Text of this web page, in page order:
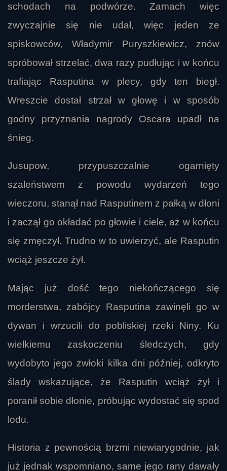
schodach na podwórze. Zamach więc
zwyczajnie się nie udał, więc jeden ze
spiskowców, Władymir Puryszkiewicz, znów
spróbował strzelać, dwa razy pudłując i w końcu
trafiając Rasputina w plecy, gdy ten biegł.
Wreszcie dostał strzał w głowę i w sposób
godny przyznania nagrody Oscara upadł na
śnieg.
Jusupow, przypuszczalnie ogarnięty
szaleństwem z powodu wydarzeń tego
wieczoru, stanął nad Rasputinem z pałką w dłoni
i zaczął go okładać po głowie i ciele, aż w końcu
się zmęczył. Trudno w to uwierzyć, ale Rasputin
wciąż jeszcze żył.
Mając już dość tego niekończącego się
morderstwa, zabójcy Rasputina zawinęli go w
dywan i wrzucili do pobliskiej rzeki Niny. Ku
wielkiemu zaskoczeniu śledczych, gdy
wydobyto jego zwłoki kilka dni później, odkryto
ślady wskazujące, że Rasputin wciąż żył i
poranił sobie dłonie, próbując wydostać się spod
lodu.
Historia z pewnością brzmi niewiarygodnie, jak
już jednak wspomniano, same jego rany dawały